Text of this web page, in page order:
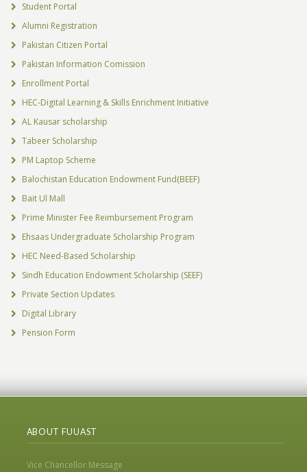
Student Portal
Alumni Registration
Pakistan Citizen Portal
Pakistan Information Comission
Enrollment Portal
HEC-Digital Learning & Skills Enrichment Initiative
AL Kausar scholarship
Tabeer Scholarship
PM Laptop Scheme
Balochistan Education Endowment Fund(BEEF)
Bait Ul Mall
Prime Minister Fee Reimbursement Program
Ehsaas Undergraduate Scholarship Program
HEC Need-Based Scholarship
Sindh Education Endowment Scholarship (SEEF)
Private Section Updates
Digital Library
Pension Form
ABOUT FUUAST
Vice Chancellor Message